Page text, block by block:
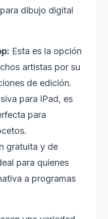
dibujo digital
Esta es la opción
artistas por su
de edición.
para iPad, es
para
gratuita y de
para quienes
a programas